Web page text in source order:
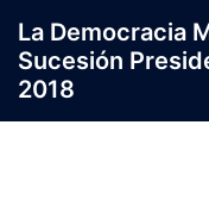
contenido
La Democracia
Sucesión
2018